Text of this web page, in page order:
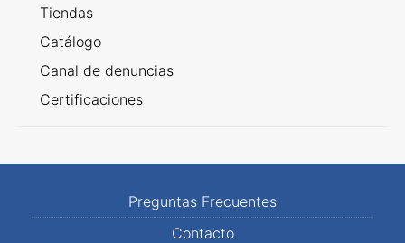
Tiendas
Catálogo
Canal de denuncias
Certificaciones
Preguntas Frecuentes
Contacto